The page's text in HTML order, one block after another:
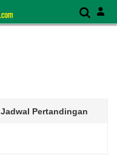
Jadwal Pertandingan